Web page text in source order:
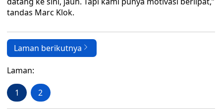
tandas Marc Klok.
Laman berikutnya
Laman:
1 2